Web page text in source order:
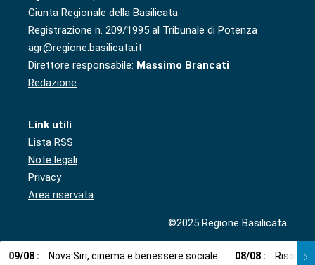
Giunta Regionale della Basilicata
Registrazione n. 209/1995 al Tribunale di Potenza
agr@regione.basilicata.it
Direttore responsabile: Massimo Brancati
Redazione
Link utili
Lista RSS
Note legali
Privacy
Area riservata
©2025 Regione Basilicata
09/08 : Nova Siri, cinema e benessere sociale 08/08 : Risorse